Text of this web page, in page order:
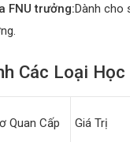
FNU trưởng:Dành cho
Các Loại
Quan Cấp Giá Trị